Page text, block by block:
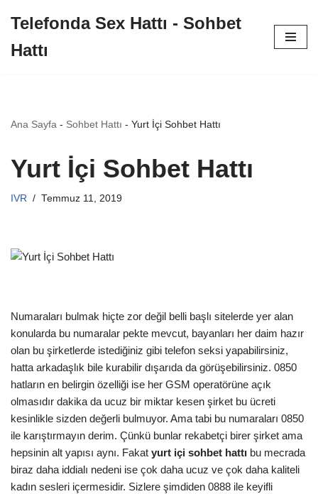
geç
Telefonda Sex Hattı - Sohbet
Hattı
Ana Sayfa - Sohbet Hattı - Yurt İçi Sohbet Hattı
Yurt İçi Sohbet Hattı
IVR Temmuz 11, 2019
Numaraları bulmak hiçte zor değil belli başlı sitelerde yer alan
konularda bu numaralar pekte mevcut, bayanları her daim hazır
olan bu şirketlerde istediğiniz gibi telefon seksi yapabilirsiniz,
hatta arkadaşlık bile kurabilir dışarıda da görüşebilirsiniz. 0850
hatların en belirgin özelliği ise her GSM operatörüne açık
olmasıdır dakika da ucuz bir miktar kesen şirket bu ücreti
kesinlikle sizden değerli bulmuyor. Ama tabi bu numaraları 0850
ile karıştırmayın derim. Çünkü bunlar rekabetçi birer şirket ama
hepsinin alt yapısı aynı. Fakat yurt içi sohbet hattı bu mecrada
biraz daha iddialı nedeni ise çok daha ucuz ve çok daha kaliteli
kadın sesleri içermesidir. Sizlere şimdiden 0888 ile keyifli